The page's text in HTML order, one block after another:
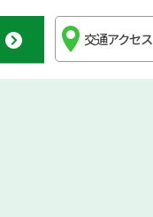
交通アクセス